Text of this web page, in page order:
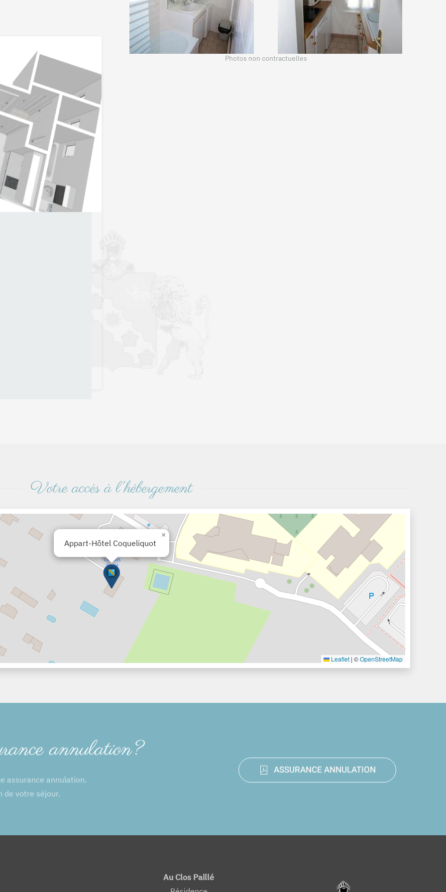
Photos non contractuelles
Votre accès à l'hébergement
Appart-Hôtel Coqueliquot
×
Leaflet | ©OpenStreetMap
annulation?
assurance annulation.
de votre séjour.
ASSURANCE ANNULATION
Au Clos Paillé